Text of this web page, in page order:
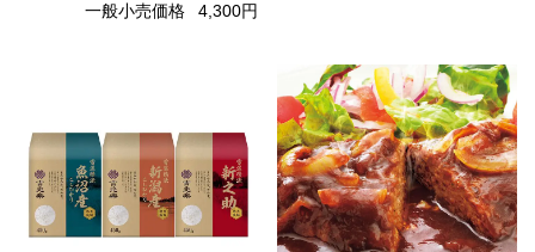
一般小売価格 4,300円